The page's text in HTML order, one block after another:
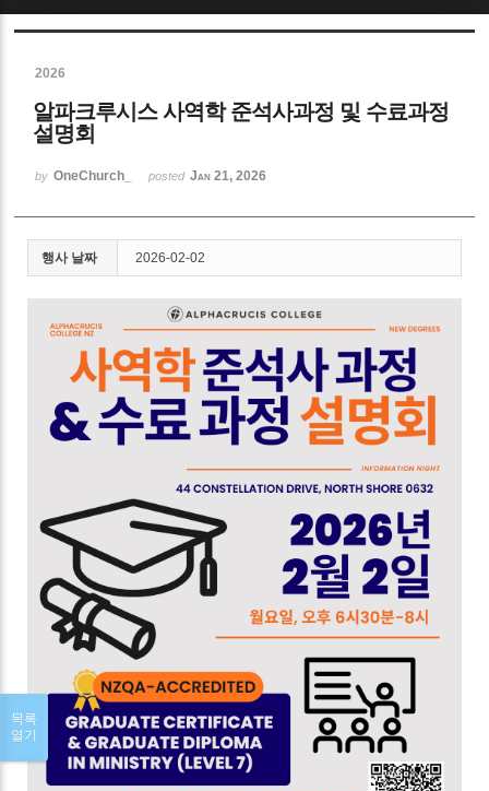
2026
알파크루시스 사역학 준석사과정 및 수료과정
설명회
by OneChurch_ posted Jan 21, 2026
행사 날짜 2026-02-02
목록
열기
Sketchbook5, 스케치북5
Sketchbook5, 스케치북5